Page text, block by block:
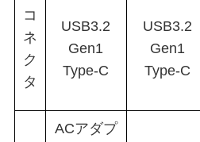
コ
ネ
ク
タ
USB3.2
Gen1
Type-C
USB3.2
Gen1
Type-C
ACアダプ